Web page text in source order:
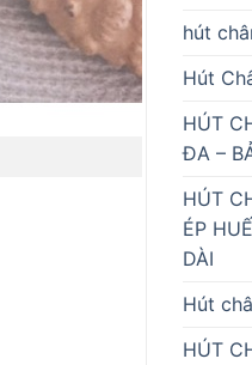
hút
Hút
HÚT
ĐA –
HÚT
ÉP
DÀI
Hút
HÚT